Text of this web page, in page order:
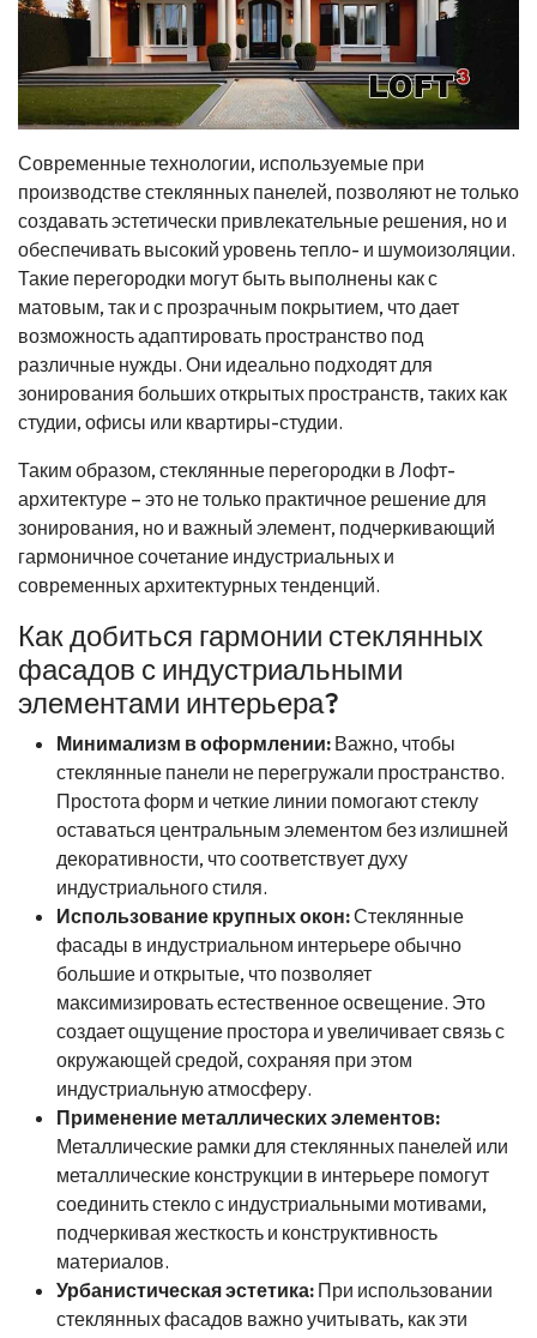
Современные технологии, используемые при
производстве стеклянных панелей, позволяют не только
создавать эстетически привлекательные решения, но и
обеспечивать высокий уровень тепло- и шумоизоляции.
Такие перегородки могут быть выполнены как с
матовым, так и с прозрачным покрытием, что дает
возможность адаптировать пространство под
различные нужды. Они идеально подходят для
зонирования больших открытых пространств, таких как
студии, офисы или квартиры-студии.
Таким образом, стеклянные перегородки в Лофт-
архитектуре – это не только практичное решение для
зонирования, но и важный элемент, подчеркивающий
гармоничное сочетание индустриальных и
современных архитектурных тенденций.
Как добиться гармонии стеклянных
фасадов с индустриальными
элементами интерьера?
Минимализм в оформлении: Важно, чтобы
стеклянные панели не перегружали пространство.
Простота форм и четкие линии помогают стеклу
оставаться центральным элементом без излишней
декоративности, что соответствует духу
индустриального стиля.
Использование крупных окон:Стеклянные
фасады в индустриальном интерьере обычно
большие и открытые, что позволяет
максимизировать естественное освещение. Это
создает ощущение простора и увеличивает связь с
окружающей средой, сохраняя при этом
индустриальную атмосферу.
Применение металлических элементов:
Металлические рамки для стеклянных панелей или
металлические конструкции в интерьере помогут
соединить стекло с индустриальными мотивами,
подчеркивая жесткость и конструктивность
материалов.
Урбанистическая эстетика: При использовании
стеклянных фасадов важно учитывать, как эти